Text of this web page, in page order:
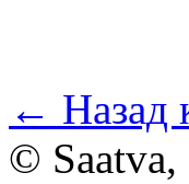
← Назад
© Saatva,